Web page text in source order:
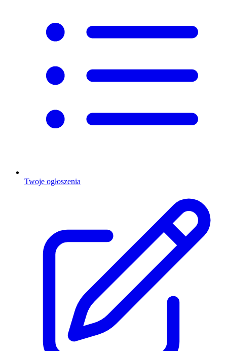
Twoje ogłoszenia